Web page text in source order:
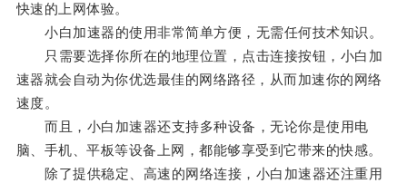
快速的上网体验。
小白加速器的使用非常简单方便，无需任何技术知识。
只需要选择你所在的地理位置，点击连接按钮，小白加
速器就会自动为你优选最佳的网络路径，从而加速你的网络
速度。
而且，小白加速器还支持多种设备，无论你是使用电
脑、手机、平板等设备上网，都能够享受到它带来的快感。
除了提供稳定、高速的网络连接，小白加速器还注重用